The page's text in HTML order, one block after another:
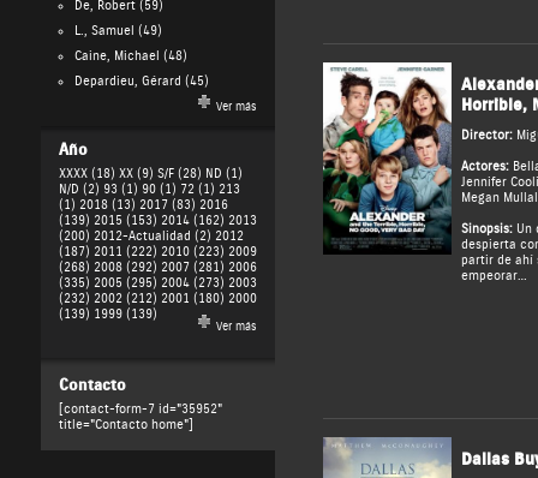
De, Robert(59)
L., Samuel (49)
Caine, Michael (48)
Depardieu, Gérard (45)
Ver más
Año
XXXX (18) XX (9) S/F (28) ND (1)
N/D (2) 93 (1) 90 (1) 72 (1) 213
(1) 2018 (13) 2017 (83) 2016
(139) 2015 (153) 2014 (162) 2013
(200) 2012-Actualidad (2) 2012
(187) 2011 (222) 2010 (223) 2009
(268) 2008 (292) 2007 (281) 2006
(335) 2005 (295) 2004 (273) 2003
(232) 2002 (212) 2001 (180) 2000
(139) 1999 (139)
Ver más
Contacto
[contact-form-7 id="35952"
title="Contacto home"]
Horrible,
Director:
Actores:
Jennifer
Megan
Sinopsis:Un
despierta
partir de ahí
empeorar…
Dallas